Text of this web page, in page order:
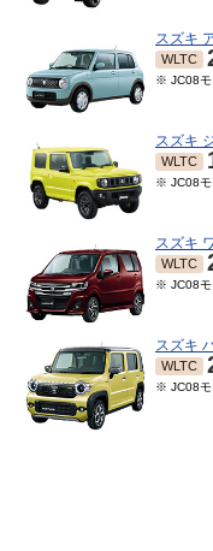
スズキ
WLTC
※ JC08モ
スズキ
WLTC
※ JC08モ
スズキ
WLTC
※ JC08モ
スズキ
WLTC
※ JC08モ